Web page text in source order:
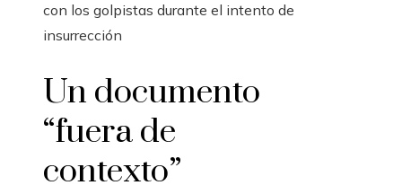
con los golpistas durante el intento de
insurrección
Un documento
“fuera de
contexto”